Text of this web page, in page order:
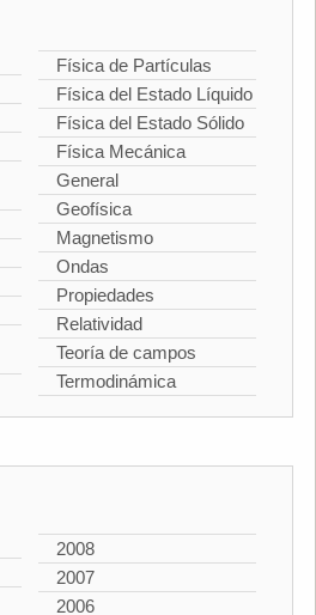
Física de Partículas
Física del Estado Líquido
Física del Estado Sólido
Física Mecánica
General
Geofísica
Magnetismo
Ondas
Propiedades
Relatividad
Teoría de campos
Termodinámica
2008
2007
2006